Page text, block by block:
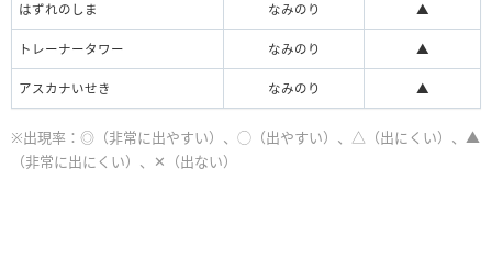
はずれのしま なみのり ▲
トレーナータワー なみのり ▲
アスカナいせき なみのり ▲
※出現率：◎（非常に出やすい）、◯（出やすい）、△（出にくい）、▲
（非常に出にくい）、✕（出ない）